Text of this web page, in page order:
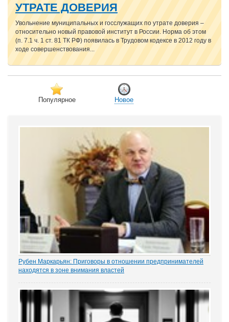
УТРАТЕ ДОВЕРИЯ
Увольнение муниципальных и госслужащих по утрате доверия –
относительно новый правовой институт в России. Норма об этом
(п. 7.1 ч. 1 ст. 81 ТК РФ) появилась в Трудовом кодексе в 2012 году в
ходе совершенствования...
Популярное Новое
Рубен Маркарьян: Приговоры в отношении предпринимателей
находятся в зоне внимания властей
расследования «Пермский захват». Владелец сети заправок...